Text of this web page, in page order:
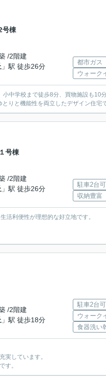
号棟
/2階建
」駅 徒歩26分
都市ガス
ウォーク
中学校まで徒歩8分、買物施設も10
りと機能性を両立したデザイン住宅で
号棟
/2階建
」駅 徒歩26分
駐車2台可
収納豊富
活利便性が理想的な好立地です。
/2階建
」駅 徒歩18分
駐車2台可
ウォーク
食器洗い
実しています。
す。